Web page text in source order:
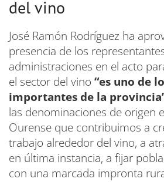
del vino
José Ramón Rodríguez ha
presencia de los
administraciones en el acto
el sector del vino “es uno de
importantes de la
las denominaciones de origen
Ourense que contribuimos a
trabajo alrededor del vino, a
en última instancia, a fijar
con una marcada impronta